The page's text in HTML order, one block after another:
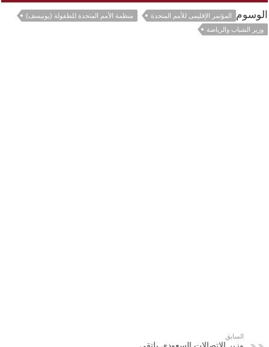
الوسوم المؤتمر الإقليمى للأمم المتحدة
منظمة الأمم المتحدة للطفولة (يونيسف)
وزير الشباب والرياضة
السابق